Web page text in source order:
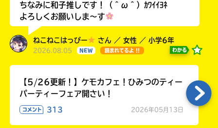
ちなみに和子推しです！（＾ω＾）ｶﾜｲｲﾖﾈ
よろしくお願いしま〜す
ねこねこはっぴー さん ／ 女性 ／ 小学6年
2026.08.05 NEW 読まれてるよ !! わかる
【5/26更新！】ケモカフェ！ひみつのティー
パーティーフェア開さい！
コメント 313 2026年05月13日